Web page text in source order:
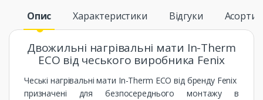
Опис Характеристики Відгуки
Двожильні нагрівальні мати In-Therm
ECO від чеського виробника Fenix
Чеські нагрівальні мати In-Therm ECO від бренду Fenix ​​
призначені для безпосереднього монтажу в